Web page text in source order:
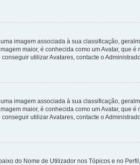
imagem associada à sua classificação,
maior, é conhecida como um Avatar, que é
utilizar Avatares, contacte o
imagem associada à sua classificação,
maior, é conhecida como um Avatar, que é
utilizar Avatares, contacte o
do Nome de Utilizador nos Tópicos e no